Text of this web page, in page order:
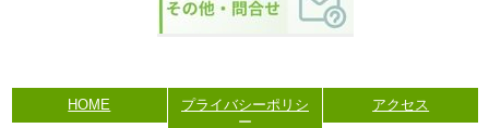
HOME
プライバシーポリシ
ー
アクセス